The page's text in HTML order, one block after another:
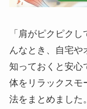
「肩がピクピク
んなとき、自宅や
知っておくと安心
体をリラックスモ
法をまとめました。